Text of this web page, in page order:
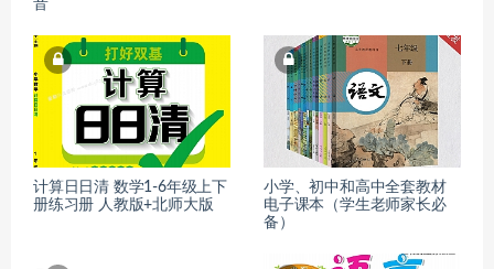
音
计算日日清 数学1-6年级上下
册练习册 人教版+北师大版
小学、初中和高中全套教材
电子课本（学生老师家长必
备）